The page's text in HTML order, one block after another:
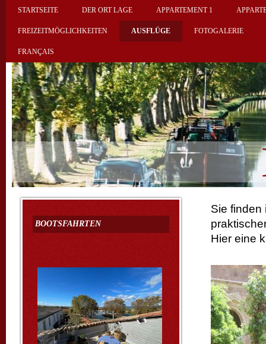
STARTSEITE DER ORT LAGE APPARTEMENT 1
FREIZEITMÖGLICHKEITEN AUSFLÜGE FOTOGALERIE
FRANÇAIS
BOOTSFAHRTEN
Sie finden
Hier eine